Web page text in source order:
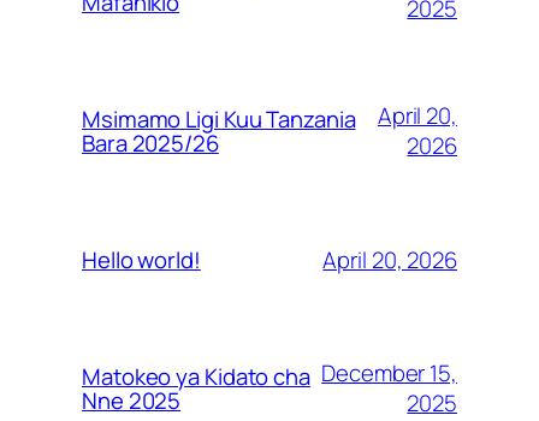
2025
Msimamo Ligi Kuu Tanzania
Bara 2025/26
April 20,
2026
Hello world! April 20, 2026
Matokeo ya Kidato cha
Nne 2025
December 15,
2025